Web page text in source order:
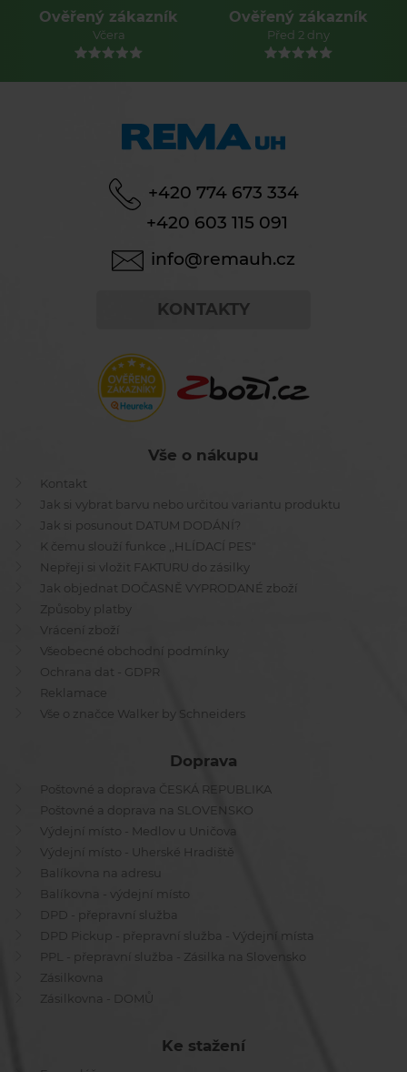
Ověřený zákazník
Včera
Ověřený zákazník
Před 2 dny
+420 774 673 334
+420 603 115 091
info@remauh.cz
KONTAKTY
Vše o nákupu
Kontakt
Jak si vybrat barvu nebo určitou variantu produktu
Jak si posunout DATUM DODÁNÍ?
K čemu slouží funkce ,,HLÍDACÍ PES"
Nepřeji si vložit FAKTURU do zásilky
Jak objednat DOČASNĚ VYPRODANÉ zboží
Způsoby platby
Vrácení zboží
Všeobecné obchodní podmínky
Ochrana dat - GDPR
Reklamace
Vše o značce Walker by Schneiders
Doprava
Poštovné a doprava ČESKÁ REPUBLIKA
Poštovné a doprava na SLOVENSKO
Výdejní místo - Medlov u Uničova
Výdejní místo - Uherské Hradiště
Balíkovna na adresu
Balíkovna - výdejní místo
DPD - přepravní služba
DPD Pickup - přepravní služba - Výdejní místa
PPL - přepravní služba - Zásilka na Slovensko
Zásilkovna
Zásilkovna - DOMŮ
Ke stažení